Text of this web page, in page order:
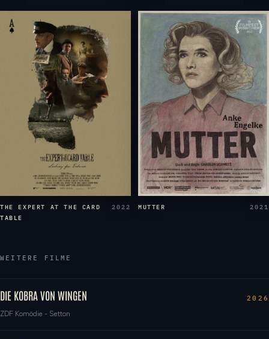
THE EXPERT AT THE CARD
TABLE
2022 MUTTER 2021
WEITERE FILME
DIE KOBRA VON WINGEN 2026
ZDF Komödie - Setton